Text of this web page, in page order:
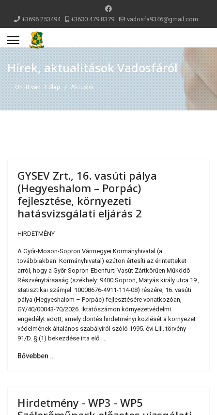
+3696 253494 +3630 479 8379 vadosfa9346@gmail.com
Hírek, aktualitások Vadosfáról
Ön itt van:Főlap Aktuális
GYSEV Zrt., 16. vasúti pálya
(Hegyeshalom – Porpác)
fejlesztése, környezeti
hatásvizsgálati eljárás 2
HIRDETMÉNY
A Győr-Moson-Sopron Vármegyei Kormányhivatal (a
továbbiakban: Kormányhivatal) ezúton értesíti az érintetteket
arról, hogy a Győr-Sopron-Ebenfurti Vasút Zártkörűen Működő
Részvénytársaság (székhely: 9400 Sopron, Mátyás király utca 19.,
statisztikai számjel: 10008676-4911-114-08) részére, 16. vasúti
pálya (Hegyeshalom – Porpác) fejlesztésére vonatkozóan,
GY/40/00043-70/2026. iktatószámon környezetvédelmi
engedélyt adott, amely döntés hirdetményi közlését a környezet
védelmének általános szabályiról szóló 1995. évi LIII. törvény
91/D. § (1) bekezdése írta elő. ...
Bővebben …
Hirdetmény - WP3 - WP5